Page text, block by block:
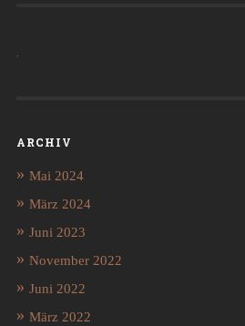
.
ARCHIV
Mai 2024
März 2024
Juni 2023
November 2022
Juni 2022
März 2022